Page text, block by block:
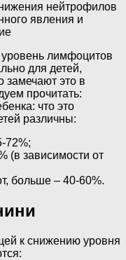
нейтрофилов
явления и
лимфоцитов
для детей,
замечают это в
прочитать:
что это
различны:
72%;
(в зависимости от
больше – 40-60%.
к снижению уровня